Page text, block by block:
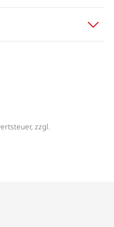
zzgl.